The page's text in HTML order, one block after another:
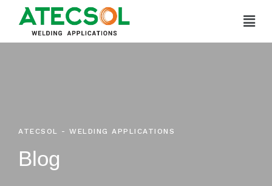
contenido
ATECSOL - WELDING APPLICATIONS
Blog